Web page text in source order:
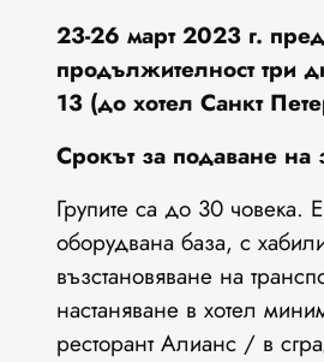
23-26 март 2023 г.
продължителност три
13 (до хотел Санкт
Срокът за подаване на
Групите са до 30
оборудвана база, с
възстановяване на
настаняване в хотел
ресторант Алианс / в